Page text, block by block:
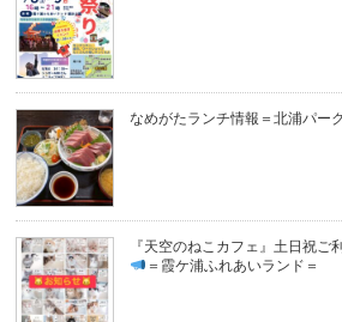
なめがたランチ情報＝北浦パー
『天空のねこカフェ』土日祝ご
＝霞ケ浦ふれあいランド＝